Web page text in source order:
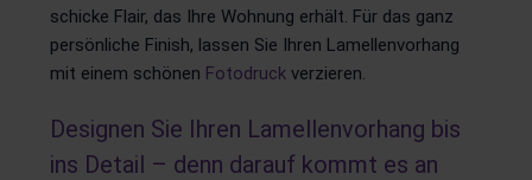
schicke Flair, das Ihre Wohnung erhält. Für das ganz
persönliche Finish, lassen Sie Ihren Lamellenvorhang
mit einem schönen Fotodruck verzieren.
Designen Sie Ihren Lamellenvorhang bis
ins Detail – denn darauf kommt es an